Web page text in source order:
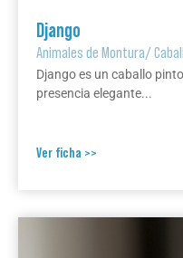
Django
Animales de Montura/
Django es un caballo
presencia elegante...
Ver ficha >>